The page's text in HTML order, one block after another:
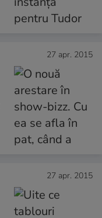
27 apr. 2015
27 apr. 2015